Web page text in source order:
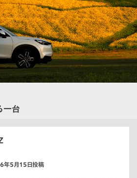
一台
5月15日投稿